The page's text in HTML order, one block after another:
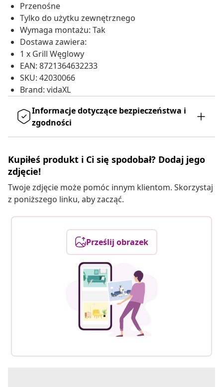
Przenośne
Tylko do użytku zewnętrznego
Wymaga montażu: Tak
Dostawa zawiera:
1 x Grill Węglowy
EAN: 8721364632233
SKU: 42030066
Brand: vidaXL
Informacje dotyczące bezpieczeństwa i
zgodności
Kupiłeś produkt i Ci się spodobał? Dodaj jego
zdjęcie!
Twoje zdjęcie może pomóc innym klientom. Skorzystaj
z poniższego linku, aby zacząć.
Prześlij obrazek